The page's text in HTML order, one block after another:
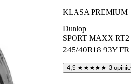
KLASA PREMIUM
Dunlop
SPORT MAXX RT2
245/40R18 93Y FR
4,9 ★★★★★ 3 opinie